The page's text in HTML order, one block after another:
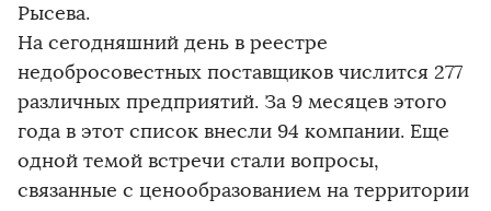
Рысева.
На сегодняшний день в реестре
недобросовестных поставщиков числится 277
различных предприятий. За 9 месяцев этого
года в этот список внесли 94 компании. Еще
одной темой встречи стали вопросы,
связанные с ценообразованием на территории